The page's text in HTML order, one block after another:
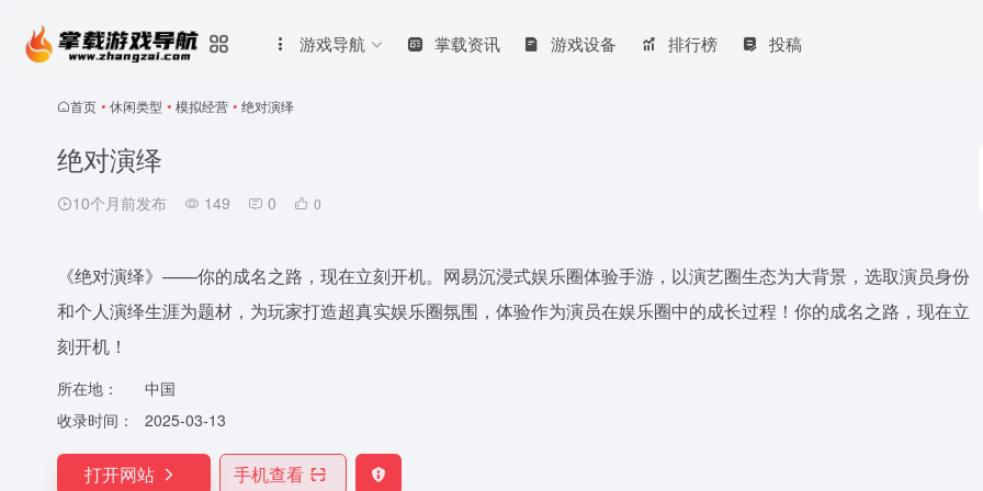
游戏导航 掌载资讯 游戏设备 排行榜 投稿
首页 • 休闲类型 • 模拟经营 • 绝对演绎
绝对演绎
10个月前发布 149 0 0
《绝对演绎》——你的成名之路，现在立刻开机。网易沉浸式娱乐圈体验手游，以演艺圈生态为大背景，选取演员身份
和个人演绎生涯为题材，为玩家打造超真实娱乐圈氛围，体验作为演员在娱乐圈中的成长过程！你的成名之路，现在立
刻开机！
所在地：
中国
收录时间：
2025-03-13
打开网站 手机查看